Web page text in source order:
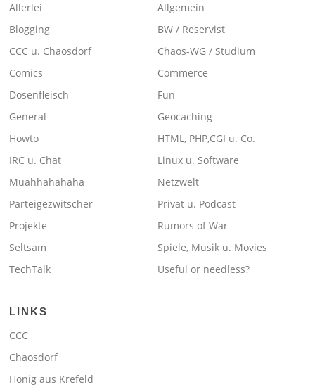
Allerlei
Allgemein
Blogging
BW / Reservist
CCC u. Chaosdorf
Chaos-WG / Studium
Comics
Commerce
Dosenfleisch
Fun
General
Geocaching
Howto
HTML, PHP,CGI u. Co.
IRC u. Chat
Linux u. Software
Muahhahahaha
Netzwelt
Parteigezwitscher
Privat u. Podcast
Projekte
Rumors of War
Seltsam
Spiele, Musik u. Movies
TechTalk
Useful or needless?
LINKS
CCC
Chaosdorf
Honig aus Krefeld